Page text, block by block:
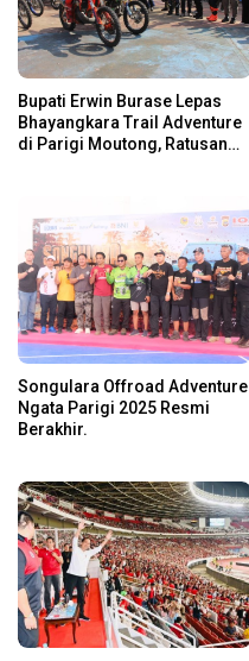
Bupati Erwin Burase Lepas
Bhayangkara Trail Adventure
di Parigi Moutong, Ratusan
Songulara Offroad Adventure
Ngata Parigi 2025 Resmi
Berakhir.